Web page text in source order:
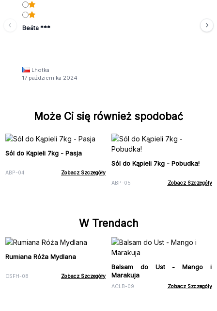
Beáta ***
Lhotka
17 października 2024
Może Ci się również spodobać
Sól do Kąpieli 7kg - Pasja
ABP-04 Zobacz Szczegóły
Sól do Kąpieli 7kg - Pobudka!
ABP-05 Zobacz Szczegóły
W Trendach
Rumiana Róża Mydlana
CSFH-08 Zobacz Szczegóły
Balsam do Ust - Mango i
Marakuja
ACLB-09 Zobacz Szczegóły